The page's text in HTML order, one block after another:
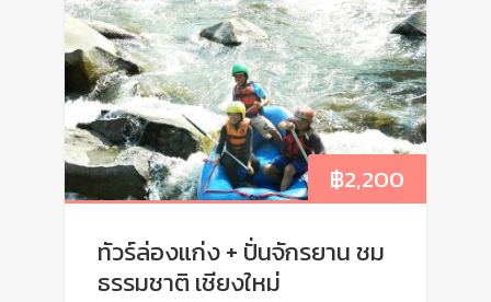
฿2,200
ทัวร์ล่องแก่ง + ปั่นจักรยาน ชม
ธรรมชาติ เชียงใหม่